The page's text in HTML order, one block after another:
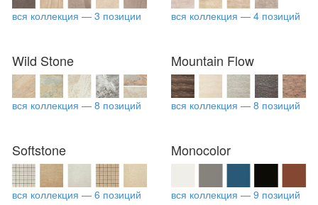
вся коллекция — 3 позиции вся коллекция — 4 позиций
Wild Stone
вся коллекция — 8 позиций
Mountain Flow
вся коллекция — 8 позиций
Softstone
вся коллекция — 6 позиций
Monocolor
вся коллекция — 9 позиций